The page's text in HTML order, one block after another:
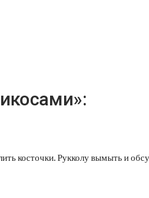
косточки. Рукколу вымыть и